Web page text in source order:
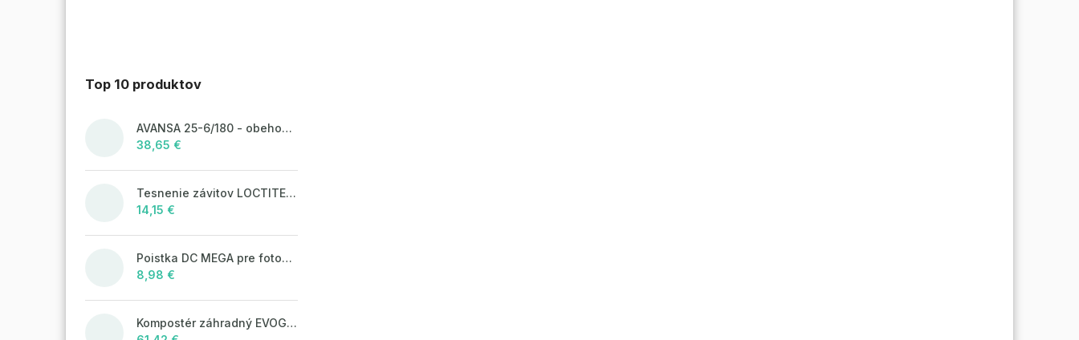
Top 10 produktov
AVANSA 25-6/180 - obehové čerpadlo, pripojovací závit 6/4"
38,65 €
Tesnenie závitov LOCTITE 55 - 160 m, návin
14,15 €
Poistka DC MEGA pre fotovoltaické systémy 125A/80V
8,98 €
Kompostér záhradný EVOGREEN 630l čierny